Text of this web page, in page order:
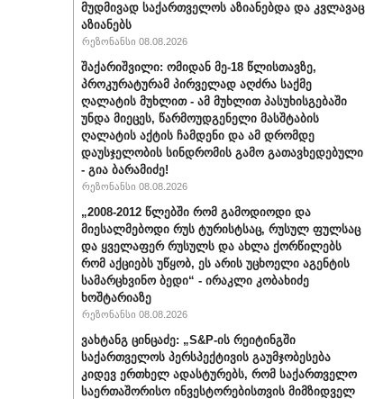
მუდმივად საქართველოს აზიანებდა და კვლავაც
აზიანებს
რეზონანსი 08.08.2026
შაქარიშვილი: ომიდან მე-18 წლისთავზე,
პროკურატურამ პირველად აღძრა საქმე
ღალატის მუხლით - ამ მუხლით პასუხისგებაში
უნდა მიეცეს, წარმოუდგენელი მასშტაბის
ღალატის აქტის ჩამდენი და ამ დრომდე
დაუსჯელობის სინდრომის გამო გათავხედებული
- გია ბარამიძე!
რეზონანსი 08.08.2026
„2008-2012 წლებში რომ გამოდიოდი და
მიესალმებოდი რუს ტურისტსაც, რუსულ ფულსაც
და ყველაფერ რუსულს და ახლა ქორწილებს
რომ აქციებს უწყობ, ეს არის უცხოელი აგენტის
სამარცხვინო ბედი“ - ირაკლი კობახიძე
ხოშტარიაზე
რეზონანსი 08.08.2026
ვახტანგ ცინცაძე: „S&P-ის რეიტინგში
საქართველოს პერსპექტივის გაუმჯობესება
კიდევ ერთხელ ადასტურებს, რომ საქართველო
საერთაშორისო ინვესტორებისთვის მიმზიდველ